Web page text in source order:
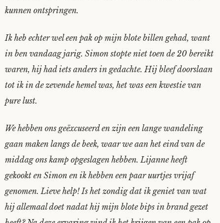
kunnen ontspringen.
Ik heb echter wel een pak op mijn blote billen gehad, want
in ben vandaag jarig. Simon stopte niet toen de 20 bereikt
waren, hij had iets anders in gedachte. Hij bleef doorslaan
tot ik in de zevende hemel was, het was een kwestie van
pure lust.
We hebben ons geëxcuseerd en zijn een lange wandeling
gaan maken langs de beek, waar we aan het eind van de
middag ons kamp opgeslagen hebben. Lijanne heeft
gekookt en Simon en ik hebben een paar uurtjes vrijaf
genomen. Lieve help! Is het zondig dat ik geniet van wat
hij allemaal doet nadat hij mijn blote bips in brand gezet